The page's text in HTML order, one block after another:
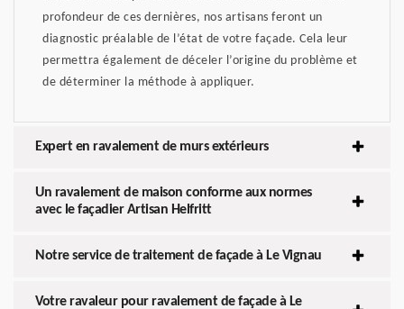
profondeur de ces dernières, nos artisans feront un
diagnostic préalable de l’état de votre façade. Cela leur
permettra également de déceler l’origine du problème et
de déterminer la méthode à appliquer.
Expert en ravalement de murs extérieurs
Un ravalement de maison conforme aux normes
avec le façadier Artisan Helfritt
Notre service de traitement de façade à Le Vignau
Votre ravaleur pour ravalement de façade à Le